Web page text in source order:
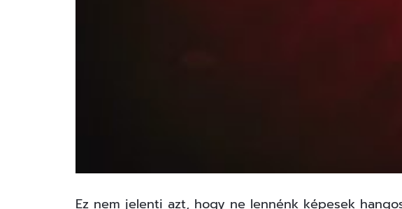
Ez nem jelenti azt, hogy ne lennénk képesek